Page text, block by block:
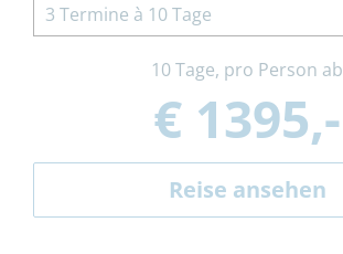
3 Termine à 10 Tage
10 Tage, pro Person ab
€ 1395,-
Reise ansehen